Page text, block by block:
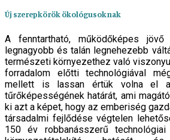
Új szerepkörök ökológusoknak
A fenntartható, működőképes
legnagyobb és talán legnehezebb
természeti környezethez való
forradalom előtti technológiával
mellett is lassan értük volna el
tűrőképességének határát, ami
ki azt a képet, hogy az emberiség
társadalmi fejlődése végtelen
150 év robbanásszerű